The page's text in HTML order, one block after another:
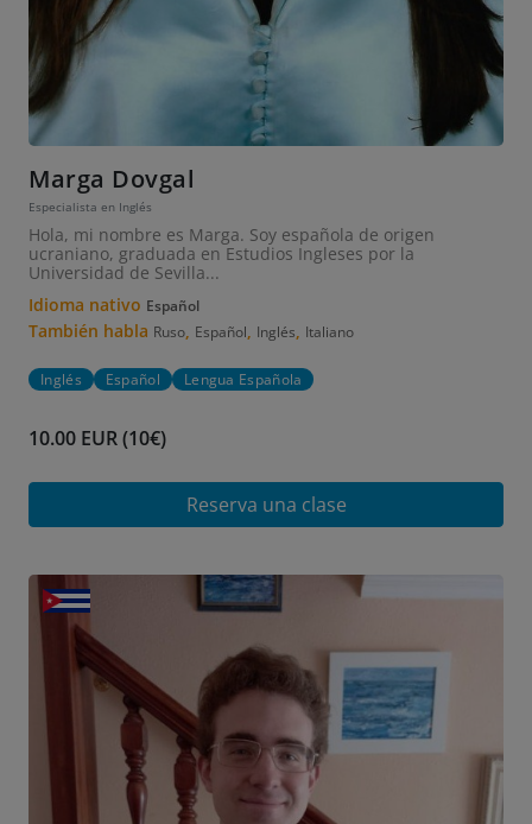
Marga Dovgal
Especialista en Inglés
Hola, mi nombre es Marga. Soy española de origen
ucraniano, graduada en Estudios Ingleses por la
Universidad de Sevilla...
Idioma nativo Español
También habla Ruso, Español, Inglés, Italiano
Inglés Español Lengua Española
10.00 EUR (10€)
Reserva una clase